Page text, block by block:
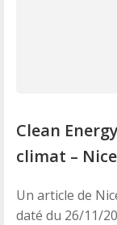
Clean
climat –
Un article de
daté du 26/11/